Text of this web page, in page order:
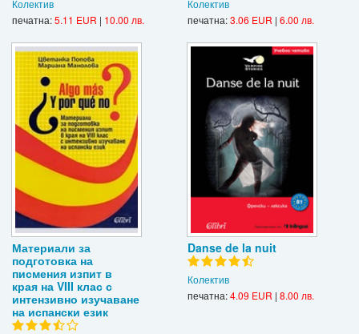
Колектив
печатна:5.11 EUR | 10.00 лв.
Колектив
печатна:3.06 EUR | 6.00 лв.
Материали за
подготовка на
писмения изпит в
края на VIII клас с
интензивно изучаване
на испански език
Danse de la nuit
Колектив
печатна:4.09 EUR | 8.00 лв.